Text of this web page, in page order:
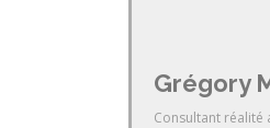
Grégory
Consultant réalité